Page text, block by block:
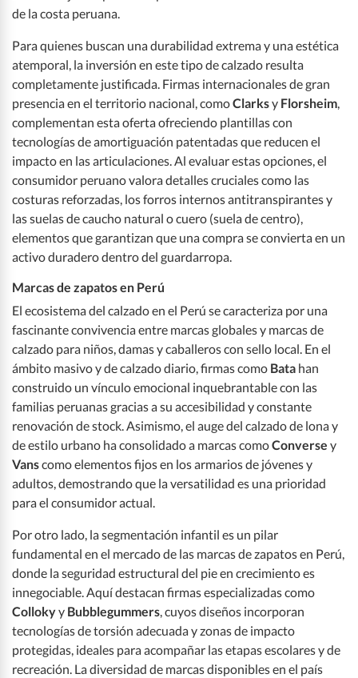
de la costa peruana.
Para quienes buscan una durabilidad extrema y una estética
atemporal, la inversión en este tipo de calzado resulta
completamente justificada. Firmas internacionales de gran
presencia en el territorio nacional, comoClarksy Florsheim,
complementan esta oferta ofreciendo plantillas con
tecnologías de amortiguación patentadas que reducen el
impacto en las articulaciones. Al evaluar estas opciones, el
consumidor peruano valora detalles cruciales como las
costuras reforzadas, los forros internos antitranspirantes y
las suelas de caucho natural o cuero (suela de centro),
elementos que garantizan que una compra se convierta en un
activo duradero dentro del guardarropa.
Marcas de zapatos en Perú
El ecosistema del calzado en el Perú se caracteriza por una
fascinante convivencia entre marcas globales y marcas de
calzado para niños, damas y caballeros con sello local. En el
ámbito masivo y de calzado diario, firmas como Bata han
construido un vínculo emocional inquebrantable con las
familias peruanas gracias a su accesibilidad y constante
renovación de stock. Asimismo, el auge del calzado de lona y
de estilo urbano ha consolidado a marcas comoConverse y
Vanscomo elementos fijos en los armarios de jóvenes y
adultos, demostrando que la versatilidad es una prioridad
para el consumidor actual.
Por otro lado, la segmentación infantil es un pilar
fundamental en el mercado de las marcas de zapatos en Perú,
donde la seguridad estructural del pie en crecimiento es
innegociable. Aquí destacan firmas especializadas como
Collokyy Bubblegummers, cuyos diseños incorporan
tecnologías de torsión adecuada y zonas de impacto
protegidas, ideales para acompañar las etapas escolares y de
recreación. La diversidad de marcas disponibles en el país